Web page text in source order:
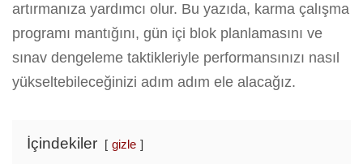
artırmanıza yardımcı olur. Bu yazıda, karma çalışma
programı mantığını, gün içi blok planlamasını ve
sınav dengeleme taktikleriyle performansınızı nasıl
yükseltebileceğinizi adım adım ele alacağız.
İçindekiler gizle